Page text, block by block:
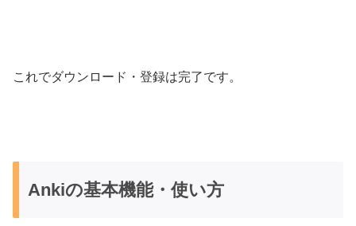
これでダウンロード・登録は完了です。
Ankiの基本機能・使い方